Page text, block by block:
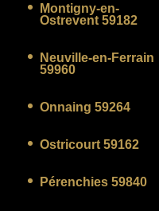
Montigny-en-
Ostrevent 59182
Neuville-en-Ferrain
59960
Onnaing 59264
Ostricourt 59162
Pérenchies 59840